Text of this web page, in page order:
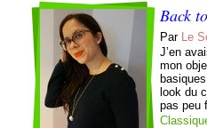
Back
Par Le
J’en
mon
look du
pas peu